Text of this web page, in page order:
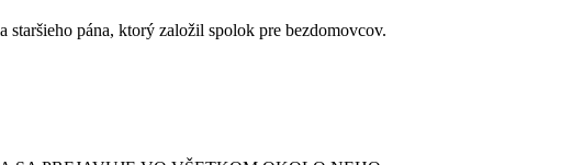
pána, ktorý založil spolok pre bezdomovcov.